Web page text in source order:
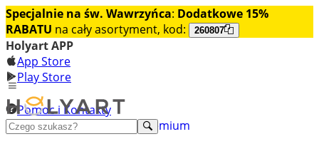
Specjalnie na św. Wawrzyńca: Dodatkowe 15%
RABATU na cały asortyment, kod: 260807
Holyart APP
App Store
Play Store
Pomoc i Kontakty
+48 222 922 860
Odkryj premium